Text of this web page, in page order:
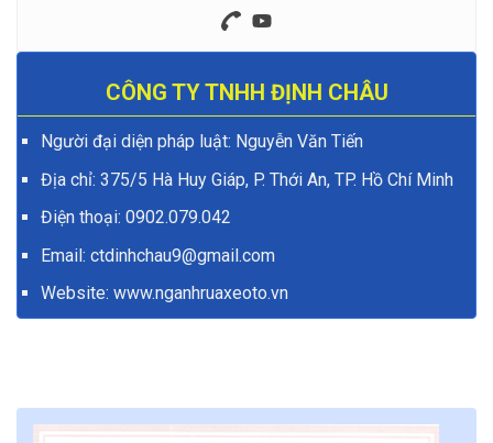
CÔNG TY TNHH ĐỊNH CHÂU
Người đại diện pháp luật: Nguyễn Văn Tiến
Địa chỉ: 375/5 Hà Huy Giáp, P. Thới An, TP. Hồ Chí Minh
Điện thoại: 0902.079.042
Email: ctdinhchau9@gmail.com
Website: www.nganhruaxeoto.vn